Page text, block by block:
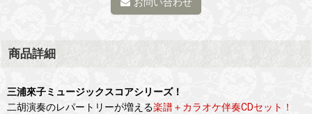
商品詳細
三浦來子ミュージックスコアシリーズ！
二胡演奏のレパートリーが増える楽譜＋カラオケ伴奏CDセット！